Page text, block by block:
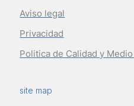
Aviso legal
Privacidad
Politica de Calidad y
site map